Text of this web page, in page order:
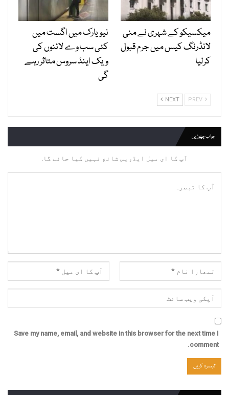
میکسیکو کے شہری نے منی
لانڈرنگ کیس میں جرم قبول
کرلیا
نیویارک میں اگست میں
کئی سب وے لائنوں کی
ویک اینڈ سروس متاثر رہے
گی
NEXT
جواب چھوڑیں
آپ کا ای میل ایڈریس شائع نہیں کیا جائے گا.
Save my name, email, and website in this browser for the next time I
comment.